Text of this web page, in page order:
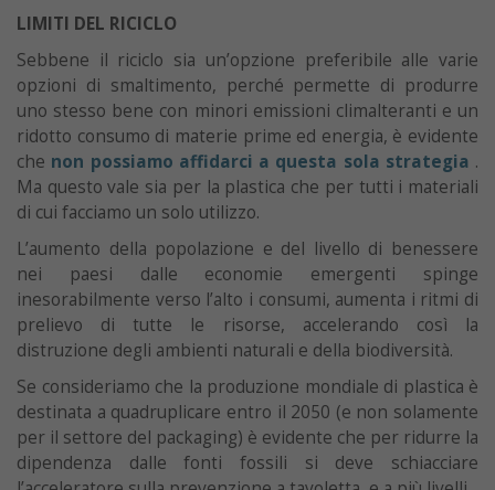
LIMITI DEL RICICLO
Sebbene il riciclo sia un’opzione preferibile alle varie
opzioni di smaltimento, perché permette di produrre
uno stesso bene con minori emissioni climalteranti e un
ridotto consumo di materie prime ed energia, è evidente
che non possiamo affidarci a questa sola strategia .
Ma questo vale sia per la plastica che per tutti i materiali
di cui facciamo un solo utilizzo.
L’aumento della popolazione e del livello di benessere
nei paesi dalle economie emergenti spinge
inesorabilmente verso l’alto i consumi, aumenta i ritmi di
prelievo di tutte le risorse, accelerando così la
distruzione degli ambienti naturali e della biodiversità.
Se consideriamo che la produzione mondiale di plastica è
destinata a quadruplicare entro il 2050 (e non solamente
per il settore del packaging) è evidente che per ridurre la
dipendenza dalle fonti fossili si deve schiacciare